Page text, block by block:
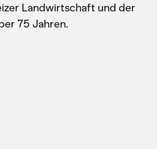
Landwirtschaft und der
75 Jahren.